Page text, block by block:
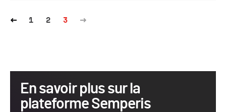
1 2 3
En savoir plus sur la
plateforme Semperis